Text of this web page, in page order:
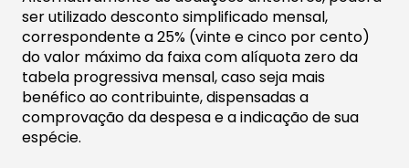
ser utilizado desconto simplificado mensal,
correspondente a 25% (vinte e cinco por cento)
do valor máximo da faixa com alíquota zero da
tabela progressiva mensal, caso seja mais
benéfico ao contribuinte, dispensadas a
comprovação da despesa e a indicação de sua
espécie.